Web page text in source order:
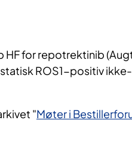
HF for repotrektinib
ROS1-positiv
"Møter i